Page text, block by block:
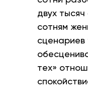
двух
сотням
сценариев
тех»